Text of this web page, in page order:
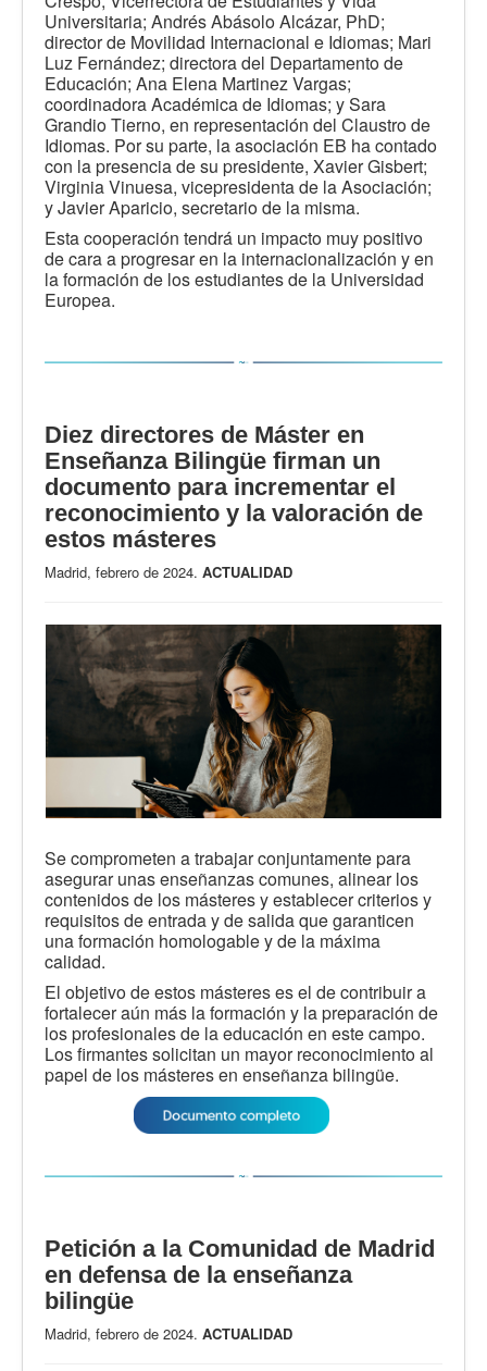
Universitaria; Andrés Abásolo Alcázar, PhD;
director de Movilidad Internacional e Idiomas; Mari
Luz Fernández; directora del Departamento de
Educación; Ana Elena Martinez Vargas;
coordinadora Académica de Idiomas; y Sara
Grandio Tierno, en representación del Claustro de
Idiomas. Por su parte, la asociación EB ha contado
con la presencia de su presidente, Xavier Gisbert;
Virginia Vinuesa, vicepresidenta de la Asociación;
y Javier Aparicio, secretario de la misma.
Esta cooperación tendrá un impacto muy positivo
de cara a progresar en la internacionalización y en
la formación de los estudiantes de la Universidad
Europea.
Diez directores de Máster en
Enseñanza Bilingüe firman un
documento para incrementar el
reconocimiento y la valoración de
estos másteres
Madrid, febrero de 2024. ACTUALIDAD
Se comprometen a trabajar conjuntamente para
asegurar unas enseñanzas comunes, alinear los
contenidos de los másteres y establecer criterios y
requisitos de entrada y de salida que garanticen
una formación homologable y de la máxima
calidad.
El objetivo de estos másteres es el de contribuir a
fortalecer aún más la formación y la preparación de
los profesionales de la educación en este campo.
Los firmantes solicitan un mayor reconocimiento al
papel de los másteres en enseñanza bilingüe.
Petición a la Comunidad de Madrid
en defensa de la enseñanza
bilingüe
Madrid, febrero de 2024. ACTUALIDAD